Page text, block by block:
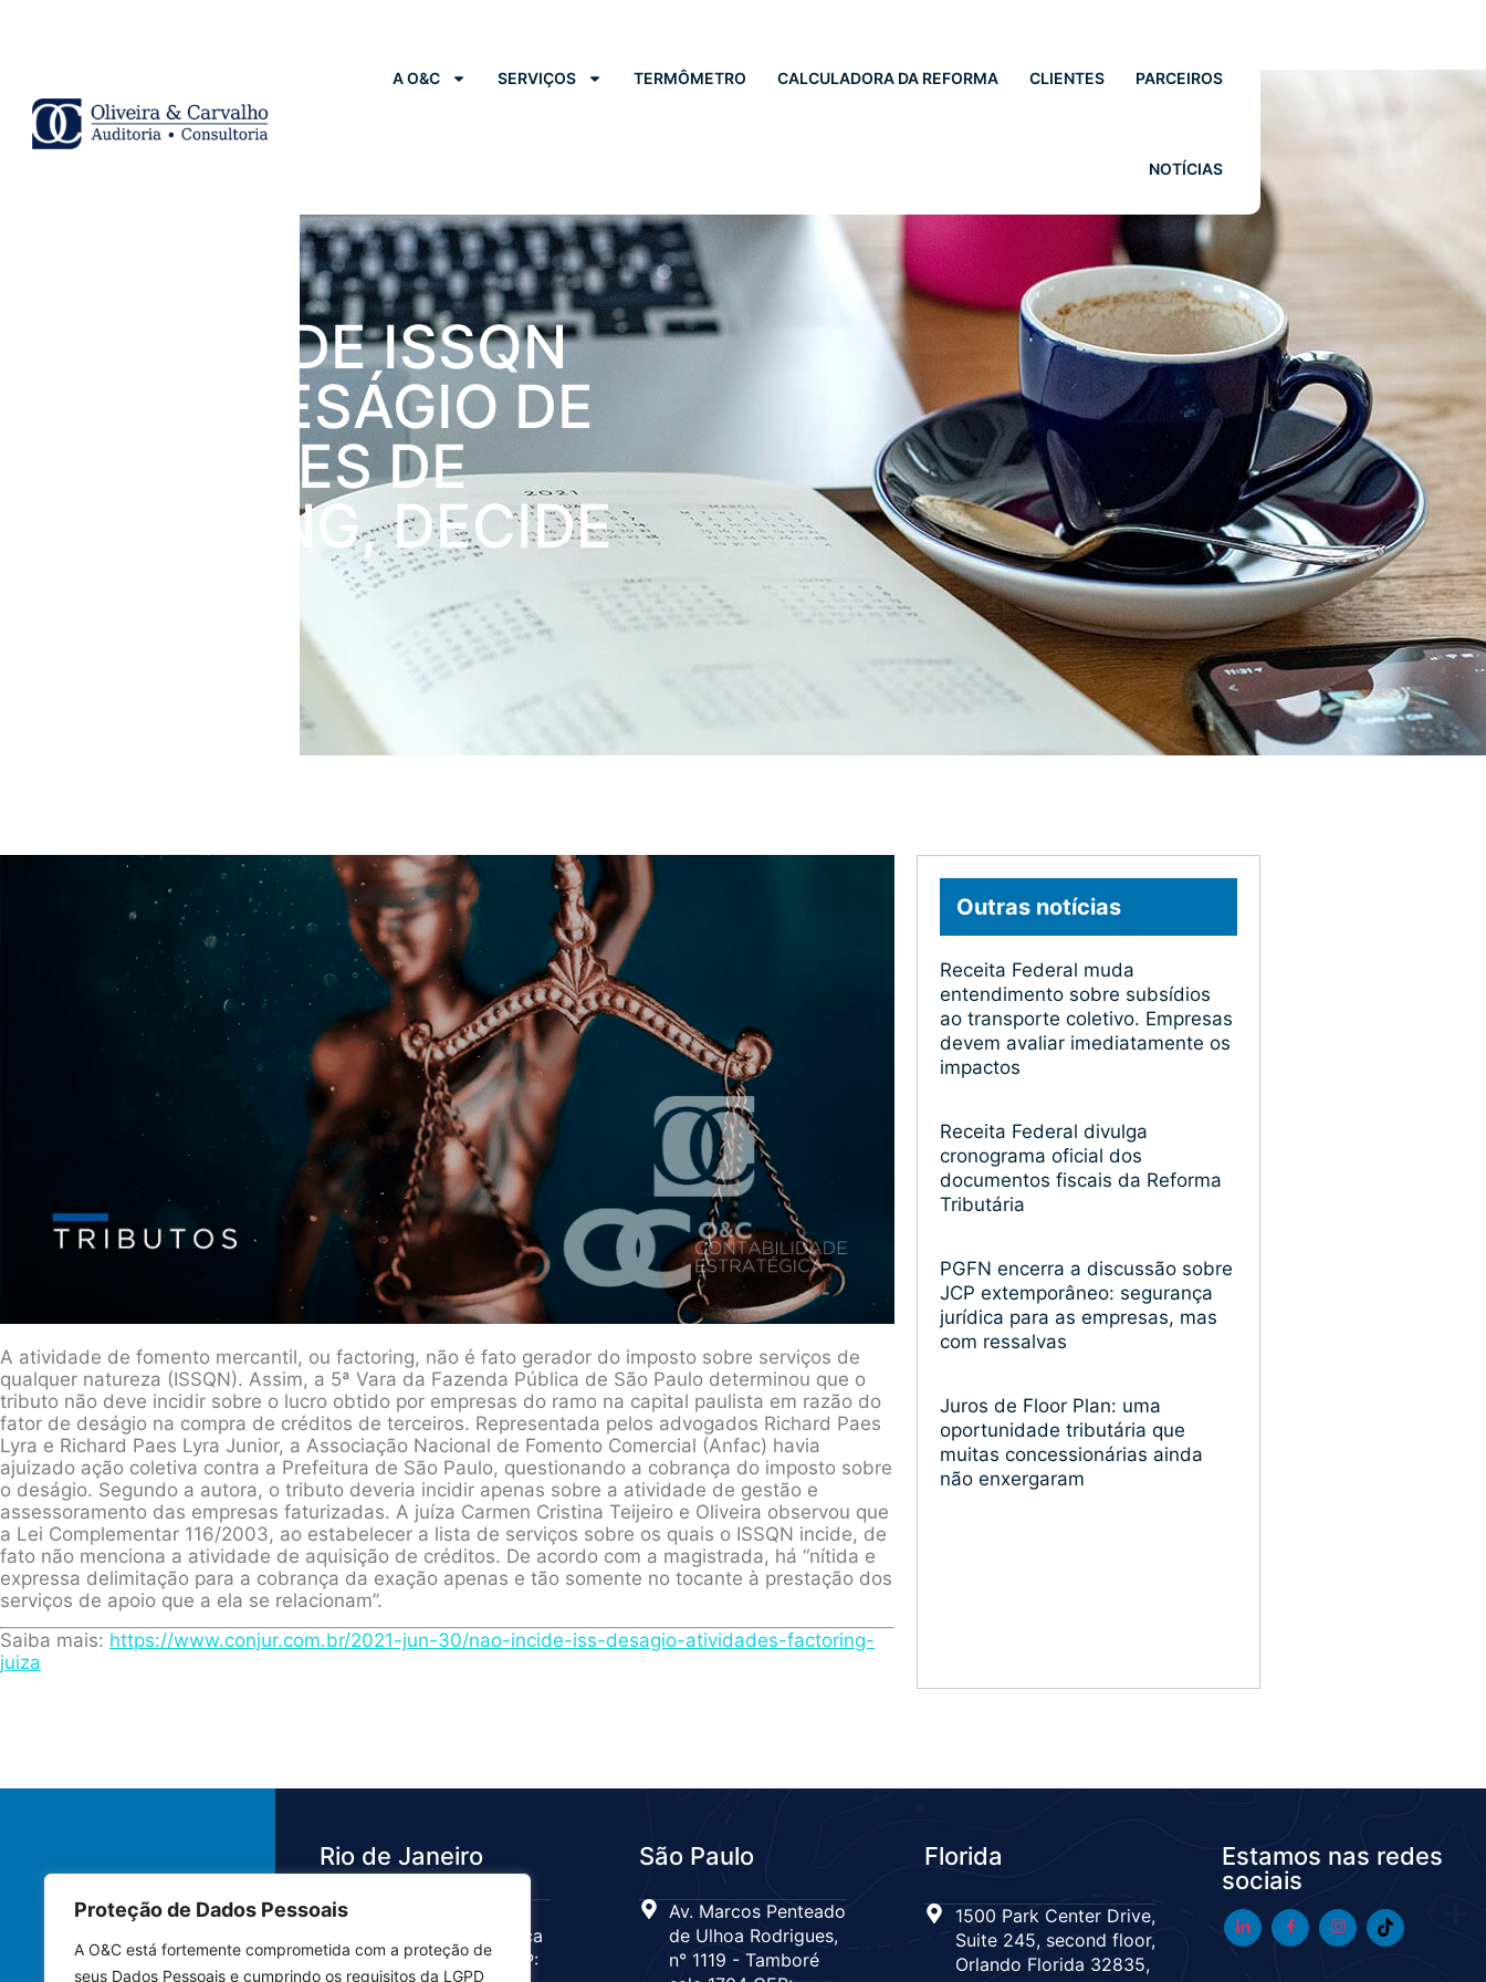
Proteção de Dados Pessoais
A O&C está fortemente comprometida com a proteção de
seus Dados Pessoais e cumprindo os requisitos da LGPD
A O&C SERVIÇOS TERMÔMETRO CALCULADORA DA REFORMA CLIENTES PARCEIROS
NOTÍCIAS
NÃO INCIDE ISSQN
SOBRE DESÁGIO DE
ATIVIDADES DE
FACTORING, DECIDE
A atividade de fomento mercantil, ou factoring, não é fato gerador do imposto sobre serviços de
qualquer natureza (ISSQN). Assim, a 5ª Vara da Fazenda Pública de São Paulo determinou que o
tributo não deve incidir sobre o lucro obtido por empresas do ramo na capital paulista em razão do
fator de deságio na compra de créditos de terceiros. Representada pelos advogados Richard Paes
Lyra e Richard Paes Lyra Junior, a Associação Nacional de Fomento Comercial (Anfac) havia
ajuizado ação coletiva contra a Prefeitura de São Paulo, questionando a cobrança do imposto sobre
o deságio. Segundo a autora, o tributo deveria incidir apenas sobre a atividade de gestão e
assessoramento das empresas faturizadas. A juíza Carmen Cristina Teijeiro e Oliveira observou que
a Lei Complementar 116/2003, ao estabelecer a lista de serviços sobre os quais o ISSQN incide, de
fato não menciona a atividade de aquisição de créditos. De acordo com a magistrada, há “nítida e
expressa delimitação para a cobrança da exação apenas e tão somente no tocante à prestação dos
serviços de apoio que a ela se relacionam”.
Saiba mais: https://www.conjur.com.br/2021-jun-30/nao-incide-iss-desagio-atividades-factoring-
juiza
Outras notícias
Receita Federal muda
entendimento sobre subsídios
ao transporte coletivo. Empresas
devem avaliar imediatamente os
impactos
Receita Federal divulga
cronograma oficial dos
documentos fiscais da Reforma
Tributária
PGFN encerra a discussão sobre
JCP extemporâneo: segurança
jurídica para as empresas, mas
com ressalvas
Juros de Floor Plan: uma
oportunidade tributária que
muitas concessionárias ainda
não enxergaram
Rio de Janeiro
3.500 - Barra da Tijuca
Bloco 4 Sala 442 CEP:
São Paulo
Av. Marcos Penteado
de Ulhoa Rodrigues,
n° 1119 - Tamboré
Florida
1500 Park Center Drive,
Suite 245, second floor,
Orlando Florida 32835,
Estamos nas redes
sociais